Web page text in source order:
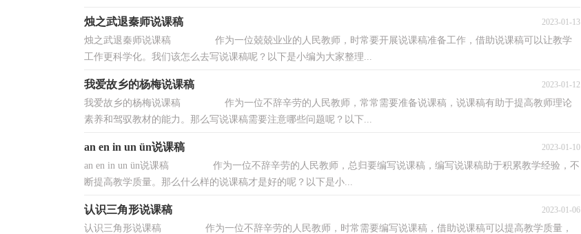
烛之武退秦师说课稿 2023-01-13
烛之武退秦师说课稿 作为一位兢兢业业的人民教师，时常要开展说课稿准备工作，借助说课稿可以让教学
工作更科学化。我们该怎么去写说课稿呢？以下是小编为大家整理...
我爱故乡的杨梅说课稿 2023-01-12
我爱故乡的杨梅说课稿 作为一位不辞辛劳的人民教师，常常需要准备说课稿，说课稿有助于提高教师理论
素养和驾驭教材的能力。那么写说课稿需要注意哪些问题呢？以下...
an en in un ün说课稿 2023-01-10
an en in un ün说课稿 作为一位不辞辛劳的人民教师，总归要编写说课稿，编写说课稿助于积累教学经验，不
断提高教学质量。那么什么样的说课稿才是好的呢？以下是小...
认识三角形说课稿 2023-01-06
认识三角形说课稿 作为一位不辞辛劳的人民教师，时常需要编写说课稿，借助说课稿可以提高教学质量，